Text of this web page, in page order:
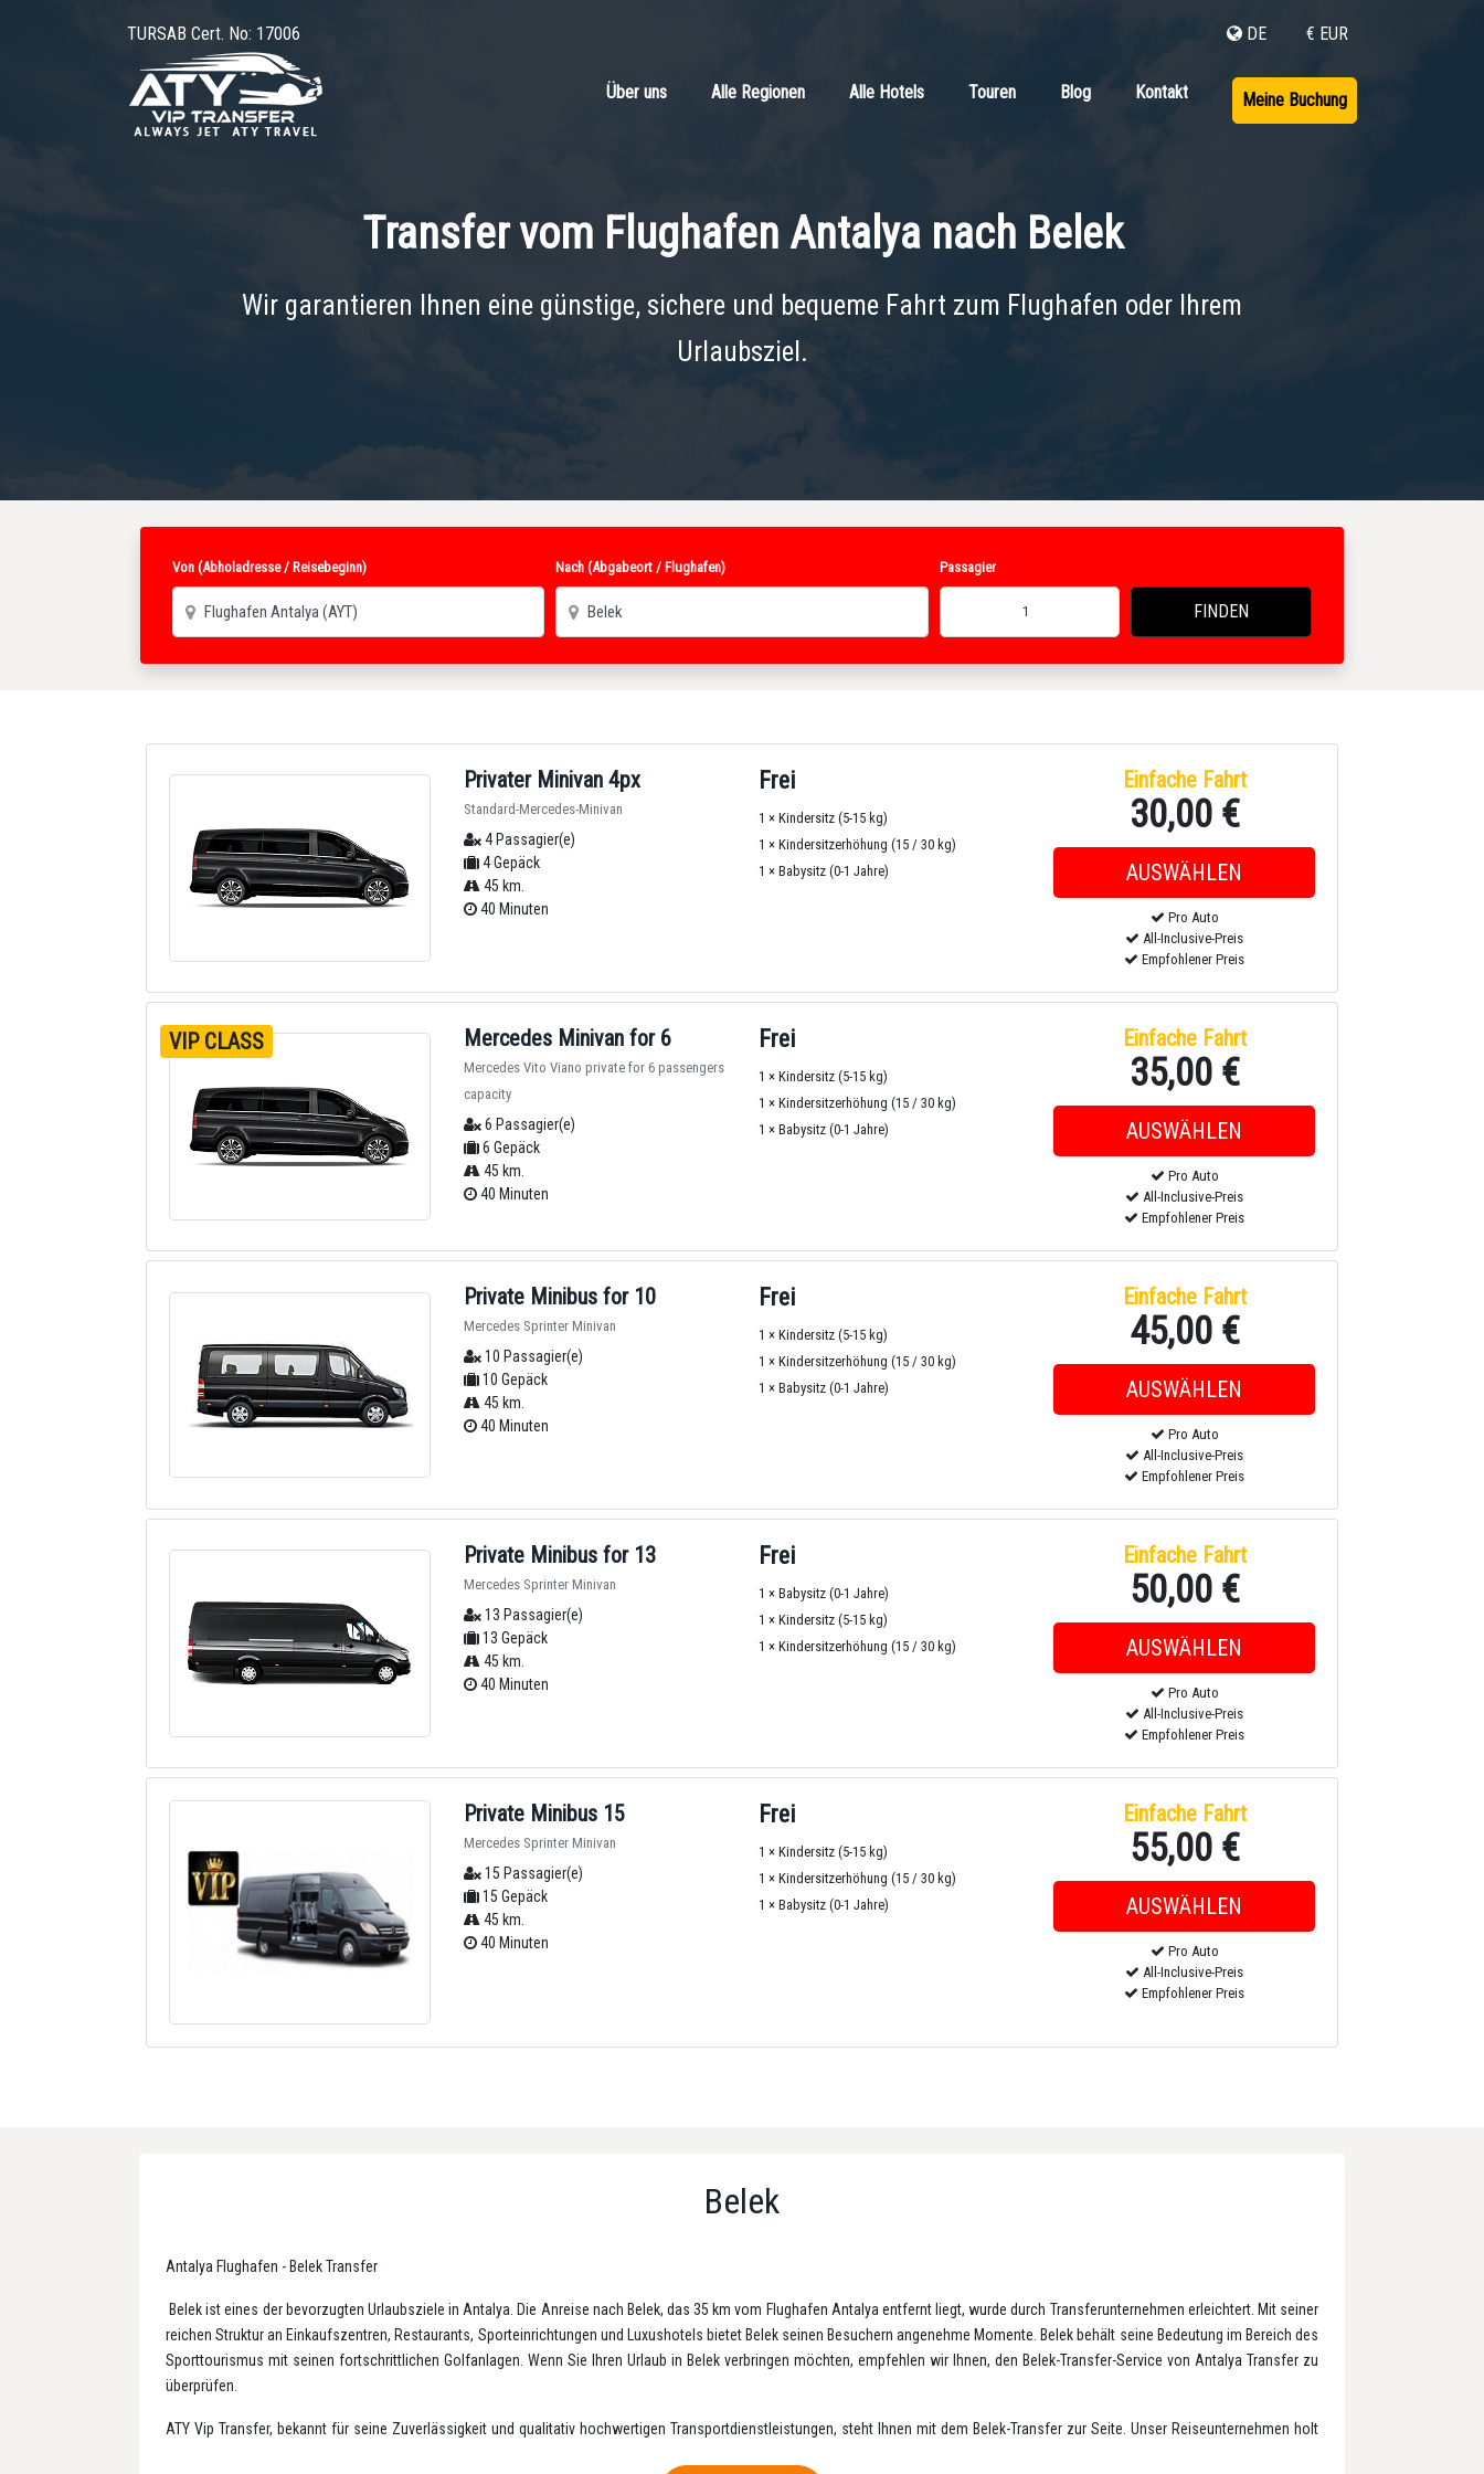
TURSAB Cert. No: 17006 € EUR
DE
Über uns Alle Regionen Alle Hotels Touren Blog Kontakt Meine Buchung
Transfer vom Flughafen Antalya nach Belek
Wir garantieren Ihnen eine günstige, sichere und bequeme Fahrt zum Flughafen oder Ihrem
Urlaubsziel.
Von (Abholadresse / Reisebeginn) Nach (Abgabeort / Flughafen) Passagier
1 FINDEN
Privater Minivan 4px
Standard-Mercedes-Minivan
4 Passagier(e)
4 Gepäck
45 km.
40 Minuten
Frei
1 × Kindersitz (5-15 kg)
1 × Kindersitzerhöhung (15 / 30 kg)
1 × Babysitz (0-1 Jahre)
Einfache Fahrt
30,00 €
Pro Auto
All-Inclusive-Preis
Empfohlener Preis
VIP CLASS Mercedes Minivan for 6
Mercedes Vito Viano private for 6 passengers
capacity
6 Passagier(e)
6 Gepäck
45 km.
40 Minuten
Frei
1 × Kindersitz (5-15 kg)
1 × Kindersitzerhöhung (15 / 30 kg)
1 × Babysitz (0-1 Jahre)
Einfache Fahrt
35,00 €
Pro Auto
All-Inclusive-Preis
Empfohlener Preis
Private Minibus for 10
Mercedes Sprinter Minivan
10 Passagier(e)
10 Gepäck
45 km.
40 Minuten
Frei
1 × Kindersitz (5-15 kg)
1 × Kindersitzerhöhung (15 / 30 kg)
1 × Babysitz (0-1 Jahre)
Einfache Fahrt
45,00 €
Pro Auto
All-Inclusive-Preis
Empfohlener Preis
Private Minibus for 13
Mercedes Sprinter Minivan
13 Passagier(e)
13 Gepäck
45 km.
40 Minuten
Frei
1 × Babysitz (0-1 Jahre)
1 × Kindersitz (5-15 kg)
1 × Kindersitzerhöhung (15 / 30 kg)
Einfache Fahrt
50,00 €
Pro Auto
All-Inclusive-Preis
Empfohlener Preis
Private Minibus 15
Mercedes Sprinter Minivan
15 Passagier(e)
15 Gepäck
45 km.
40 Minuten
Frei
1 × Kindersitz (5-15 kg)
1 × Kindersitzerhöhung (15 / 30 kg)
1 × Babysitz (0-1 Jahre)
Einfache Fahrt
55,00 €
Pro Auto
All-Inclusive-Preis
Empfohlener Preis
Belek
Antalya Flughafen - Belek Transfer
Belek ist eines der bevorzugten Urlaubsziele in Antalya. Die Anreise nach Belek, das 35 km vom Flughafen Antalya entfernt liegt, wurde durch Transferunternehmen erleichtert. Mit seiner
reichen Struktur an Einkaufszentren, Restaurants, Sporteinrichtungen und Luxushotels bietet Belek seinen Besuchern angenehme Momente. Belek behält seine Bedeutung im Bereich des
Sporttourismus mit seinen fortschrittlichen Golfanlagen. Wenn Sie Ihren Urlaub in Belek verbringen möchten, empfehlen wir Ihnen, den Belek-Transfer-Service von Antalya Transfer zu
überprüfen.
ATY Vip Transfer, bekannt für seine Zuverlässigkeit und qualitativ hochwertigen Transportdienstleistungen, steht Ihnen mit dem Belek-Transfer zur Seite. Unser Reiseunternehmen holt